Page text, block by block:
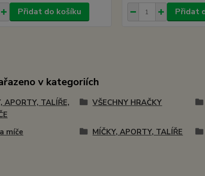
Přidat do košíku Přidat
v kategoriích
APORTY, TALÍŘE,
VŠECHNY HRAČKY
míče MÍČKY, APORTY, TALÍŘE